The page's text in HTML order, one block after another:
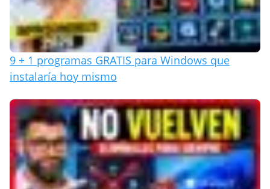
9 + 1 programas GRATIS para Windows que
instalaría hoy mismo